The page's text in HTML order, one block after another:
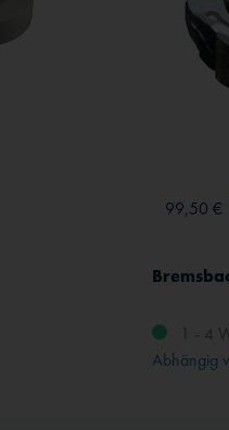
99,50 €
1 - 4
Abhängig